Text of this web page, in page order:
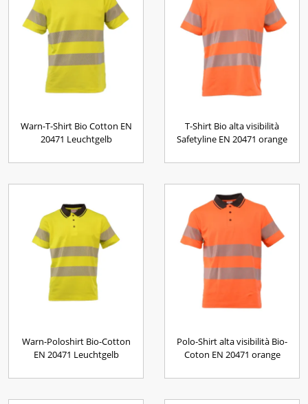
Warn-T-Shirt Bio Cotton EN
20471 Leuchtgelb
T-Shirt Bio alta visibilità
Safetyline EN 20471 orange
Warn-Poloshirt Bio-Cotton
EN 20471 Leuchtgelb
Polo-Shirt alta visibilità Bio-
Coton EN 20471 orange